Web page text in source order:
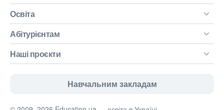
Освіта
Абітурієнтам
Наші проєкти
Навчальним закладам